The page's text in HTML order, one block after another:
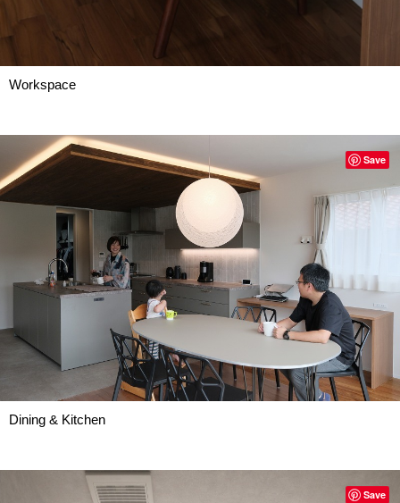
Workspace
Dining & Kitchen
Save
Save